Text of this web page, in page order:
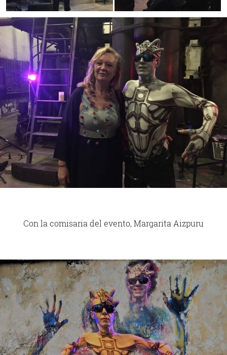
Con la comisaria del evento, Margarita Aizpuru